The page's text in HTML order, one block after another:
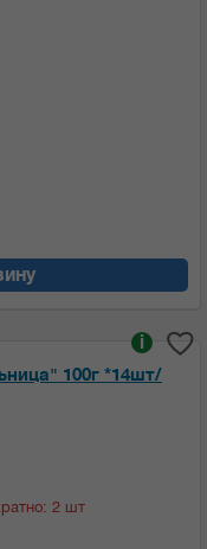
100г *14шт/
i
2 шт